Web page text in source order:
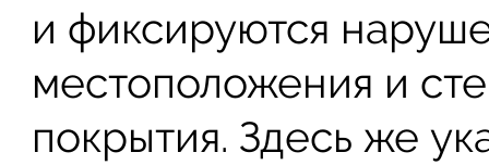
и фиксируются
местоположения и
покрытия. Здесь же